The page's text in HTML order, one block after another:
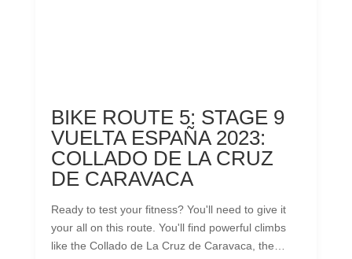
BIKE ROUTE 5: STAGE 9
VUELTA ESPAÑA 2023:
COLLADO DE LA CRUZ
DE CARAVACA
Ready to test your fitness? You'll need to give it
your all on this route. You'll find powerful climbs
like the Collado de La Cruz de Caravaca, the